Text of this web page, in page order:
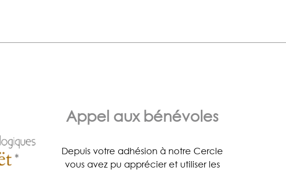
Appel aux bénévoles
Depuis votre adhésion à notre Cercle
vous avez pu apprécier et utiliser les